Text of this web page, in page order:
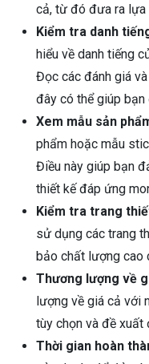
cả, từ đó đưa ra lựa
Kiểm tra danh
hiểu về danh tiếng
Đọc các đánh giá
đây có thể giúp
Xem mẫu sản
phẩm hoặc mẫu
Điều này giúp bạn
thiết kế đáp ứng
Kiểm tra trang
sử dụng các trang
bảo chất lượng cao
Thương lượng về
lượng về giá cả với
tùy chọn và đề
Thời gian hoàn